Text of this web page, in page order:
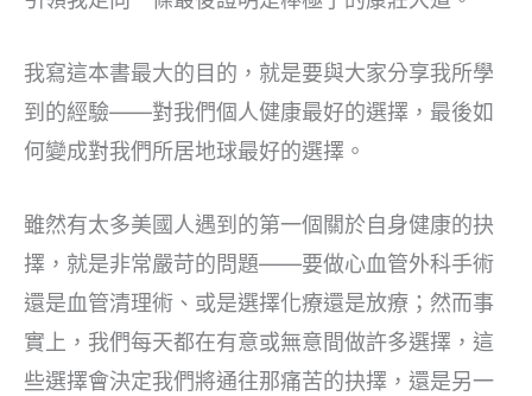
我寫這本書最大的目的，就是要與大家分享我所學
到的經驗——對我們個人健康最好的選擇，最後如
何變成對我們所居地球最好的選擇。
雖然有太多美國人遇到的第一個關於自身健康的抉
擇，就是非常嚴苛的問題——要做心血管外科手術
還是血管清理術、或是選擇化療還是放療；然而事
實上，我們每天都在有意或無意間做許多選擇，這
些選擇會決定我們將通往那痛苦的抉擇，還是另一